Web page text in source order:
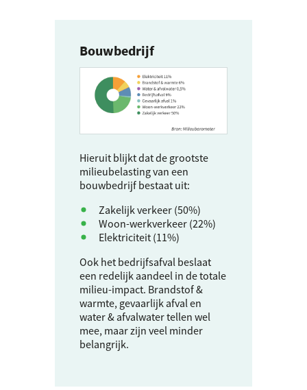
Bouwbedrijf
Hieruit blijkt dat de grootste
milieubelasting van een
bouwbedrijf bestaat uit:
Zakelijk verkeer (50%)
Woon-werkverkeer (22%)
Elektriciteit (11%)
Ook het bedrijfsafval beslaat
een redelijk aandeel in de totale
milieu-impact. Brandstof &
warmte, gevaarlijk afval en
water & afvalwater tellen wel
mee, maar zijn veel minder
belangrijk.